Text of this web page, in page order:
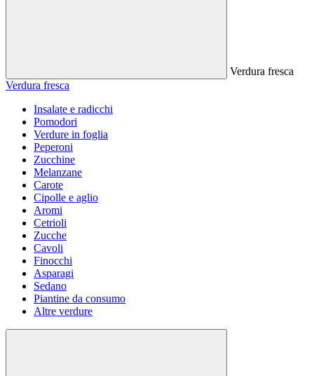
Verdura fresca
Verdura fresca
Insalate e radicchi
Pomodori
Verdure in foglia
Peperoni
Zucchine
Melanzane
Carote
Cipolle e aglio
Aromi
Cetrioli
Zucche
Cavoli
Finocchi
Asparagi
Sedano
Piantine da consumo
Altre verdure